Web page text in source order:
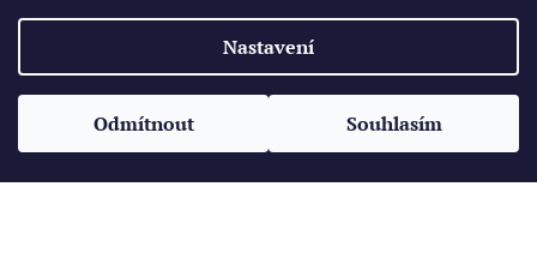
Nastavení
Odmítnout Souhlasím
t
Vytvořil Shoptet